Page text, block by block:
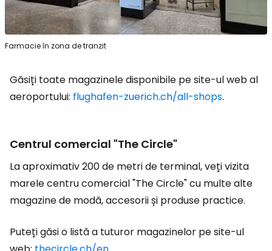
Farmacie în zona de tranzit
Găsiți toate magazinele disponibile pe site-ul web al
aeroportului: flughafen-zuerich.ch/all-shops.
Centrul comercial "The Circle"
La aproximativ 200 de metri de terminal, veți vizita
marele centru comercial "The Circle" cu multe alte
magazine de modă, accesorii și produse practice.
Puteți găsi o listă a tuturor magazinelor pe site-ul